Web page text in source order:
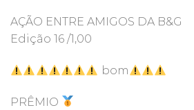
AÇÃO ENTRE AMIGOS DA B&G
Edição 16 /1,00
bom
PRÊMIO